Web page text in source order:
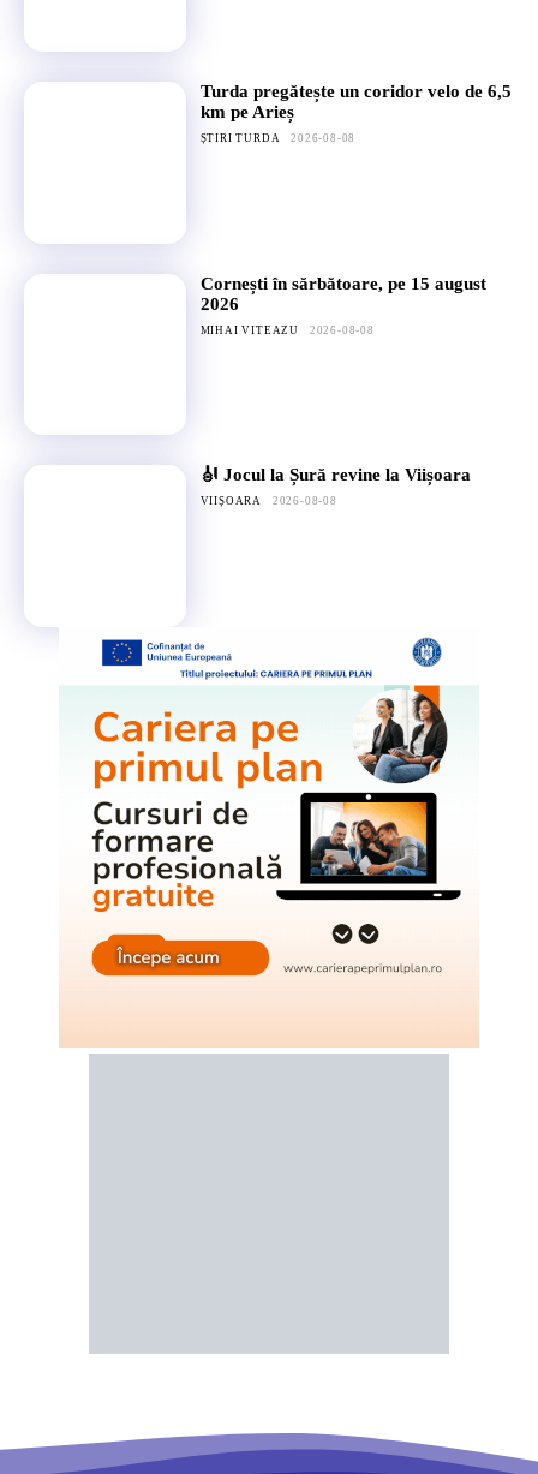
Turda pregătește un coridor velo de 6,5
km pe Arieș
ȘTIRI TURDA 2026-08-08
Cornești în sărbătoare, pe 15 august
2026
MIHAI VITEAZU 2026-08-08
🎻 Jocul la Șură revine la Viișoara
VIIȘOARA 2026-08-08